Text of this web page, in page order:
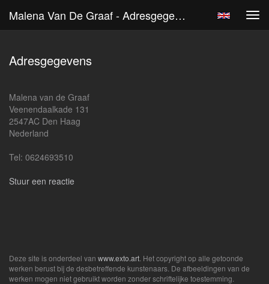
Malena Van De Graaf - Adresgegevens
Adresgegevens
Malena van de Graaf
Veenendaalkade 131
2547AC Den Haag
Nederland
Tel: 0624693510
Stuur een reactie
Deze site is onderdeel van www.exto.art . Het copyright op alle getoonde
werken berust bij de desbetreffende kunstenaars. De afbeeldingen van de
werken mogen niet gebruikt worden zonder schriftelijke toestemming.